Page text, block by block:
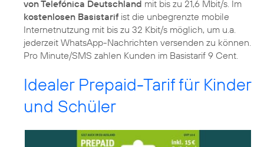
von Telefónica Deutschland mit bis zu 21,6 Mbit/s. Im
kostenlosen Basistarif ist die unbegrenzte mobile
Internetnutzung mit bis zu 32 Kbit/s möglich, um u.a.
jederzeit WhatsApp-Nachrichten versenden zu können.
Pro Minute/SMS zahlen Kunden im Basistarif 9 Cent.
Idealer Prepaid-Tarif für Kinder
und Schüler